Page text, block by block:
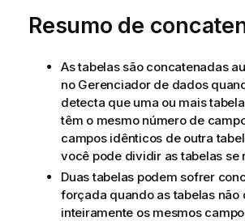
Resumo de
As tabelas são concatenadas
no Gerenciador de dados
detecta que uma ou mais
têm o mesmo número de
campos idênticos de outra
você pode dividir as tabelas se
Duas tabelas podem sofrer
forçada quando as tabelas não
inteiramente os mesmos